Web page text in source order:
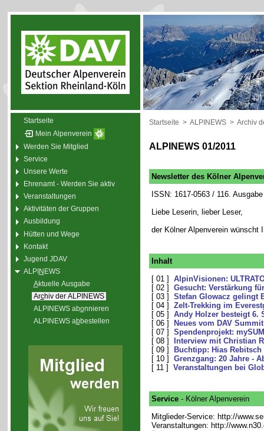
Startseite
Mein Alpenverein
Werden Sie Mitglied
Service
Unsere Werte
Ehrenamt - Werden Sie aktiv
Veranstaltungen
Aktivitäten der Gruppen
Ausbildung
Hütten und Wege
Kontakt
Jugend JDAV
ALPINEWS
Aktuelle Ausgabe
Archiv der ALPINEWS
ALPINEWS abonnieren
ALPINEWS abbestellen
Startseite > ALPINEWS > Archiv
ALPINEWS 01/2011
Newsletter des Kölner
ISSN: 1617-0563 / 116.
Liebe Leserin, lieber Leser,
der Kölner Alpenverein wünscht
Inhalt
[ 01 ] AlpinVisionen:
[ 02 ] Gesucht: Verstärkung
[ 03 ] Stefan Glowacz gelingt
[ 04 ] Zelt-Trekking im
[ 05 ] Andy Holzer besteigt 6.
[ 06 ]
Neues vom DAV
[ 07 ] Spendenprojekt:
[ 08 ]
Interview mit Christian
[ 09 ]
Buchtipp: Hias
[ 10 ] Grenzgang: 20 Jahre -
[ 11 ] Veranstaltungen bei
Service- Kölner Alpenverein
Mitglieder-Service: http://
Veranstaltungen: http://